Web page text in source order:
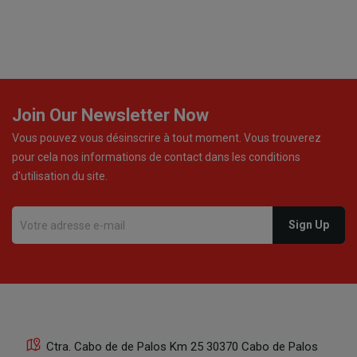
Join Our Newsletter Now
Vous pouvez vous désinscrire à tout moment. Vous trouverez
pour cela nos informations de contact dans les conditions
d'utilisation du site.
Ctra. Cabo de de Palos Km 25 30370 Cabo de Palos